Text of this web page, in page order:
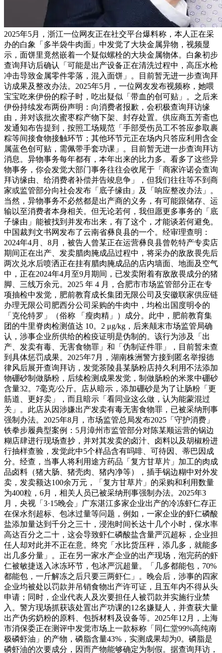
2025年5月，浙江一位网友正在社交平台爆料称，本人正在采
办的白象「多半袋牛肉面」中发觉了大块金属异物，视频显
示，面饼里竟然嵌着一个疑似螺栓的大块金属物体。白象初步
查询拜访后确认「可能是出产设备正在清洗过程中，高压水枪
冲击导致金属零件零落，混入面饼」。目前暂无进一步查询拜
访成果及整改办法。2025年5月，一位网友发布视频称，她喂
宝宝吃来伊份的粽子时，吃出疑似「带血的创可贴」。之后来
伊份持续发布两份声明：向消费者报歉，会积极查询拜访缘
由，并对该批次蜜枣粽产物下架、封存处置。供应商五芳斋也
发通知布告提到，按照工场规范「手部受伤员工不答应参取裹
粽等间接食物接触环节；其他环节元正在场内只答应利用含金
属蓝色创可贴，需佩带手套功课」。目前暂无进一步查询拜访
消息。异物事务每年都有，本年出来的比力多。看多了这些异
物事务，你会发觉大部门事务往往会收尾于「商家许诺会查询
拜访缘由、给消费者补偿并告竣息争」，但我们往往等不到商
家或监管部分向社会发布「底子缘由」及「响应整改办法」。
当然，异物事务不必然都是出产商的义务，有可能跟储存、运
输以至消费者本身相关。但无论若何，我但愿更多事务的「底
子缘由」能被找到并发布出来，有了这个，才能谈若何避免。
中国裁判文书网发布了云南省彝良县的一个。经审理查明：
2024年4月、8月，被告人曾某正在运营彝良县曾乾特产专卖店
期间正在出产、发卖腊肉腌成品过程中，将采办的敌敌畏先后
两次兑水后喷洒正在挂有腊肉腌成品的店内墙面、地面及空气
中，正在2024年4月至9月期间，已发卖附着有敌敌畏成分的猪
脚、三线万余元。2025 年 4 月，合肥市市场监管部分正在专
项抽检中发觉，肥前教育成长集团无限公司及安徽联家供应链
办理无限公司肥西分公司采购的牛肉中，均检出国度明令的
「克伦特罗」（俗称 「瘦肉精」）成分。此中，肥前教育集
团的牛里脊肉检测值达 10。2 μg/kg，后来颠末市场监管局确
认，涉事企业所供给的检疫证明是伪制的。该行为涉及「出
产、发卖有毒、无害食物罪」和「伪制证件罪」，目前暂未查
到具体惩罚成果。2025年7月，湖南株洲警方接到匿名举报德
律风后展开查询拜访，发觉茶陵县某肠粉店持久利用不法添加
物硼砂制做肠粉，后续检测成果发觉，制做肠粉的米浆中硼砂
含量32。7毫克/公斤。店从暗示，添加硼砂是为了让肠粉「更
筋道、更好卖」，而且暗示「看同业这么做，认为能蒙混过
关」。此店从因涉嫌出产发卖有毒无害食物罪，已被采纳刑事
强制办法。2025年8月，市场监管总局发布2025「守护消费」
铁拳步履典型案例：5月漳州市监管部分对陈某顺运营的锅边
糊店肆进行现场查抄，并对其发卖的卤汁、卤料以及胡椒粉进
行抽样查验，发觉此中5个样品含有吗啡、可待因、蒂巴因成
分。经查，当事人将利用途方药品「复方甘草片」加工的肉成
品卤料（猪大肠、猪壳肉、猪内净等），插手锅边糊中对外发
卖，发卖额达100余万元，「复方甘草片」的采购和利用数量
为400粒，6月，相关人员已被采纳刑事强制办法。2025年3
月，央视「3·15晚会」广东湛江多家企业出产的冷冻虾仁存正
在保水剂超标、包冰过量等问题，例如，一家企业的虾仁磷酸
盐添加量达到千分之三十，浸泡时间长达十几个小时，保水率
高达百分之二十，这会导致虾仁磷酸盐含量严沉超标，企业担
任人却对此并不正在意。终究「水比货压秤，添几多，就能多
出几多分量」。正在另一家水产企业的出产现场，泡完药的虾
仁被敏捷送入冰冻环节，包冰严沉超量。「几多都能包，70%
都能包，一斤解冻之后只要三两虾仁」。晚会后，涉事的四家
企业均被处以罚款并吊销食物出产许可证，且五年内不得从头
申请；同时，企业代表人及次要担任人被罚款并实施行业禁
入。警方现场抓获该处置出产功课的12名嫌疑人，并查获大量
出产伪劣奶粉的原料、包拆材料及设备等。2025年12月，上海
市消保委正在测评中发觉市场上一款标称「同仁堂99%高纯南
极磷虾油」的产物，磷脂含量43%，实测成果却为0。磷脂是
磷虾油的次要成分，因而产物能够确定为制假。据查询拜访，